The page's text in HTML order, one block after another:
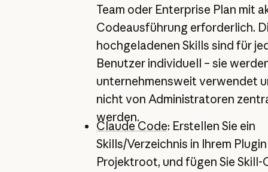
Team oder Enterprise Plan mit
Codeausführung erforderlich.
hochgeladenen Skills sind für
Benutzer individuell – sie
unternehmensweit verwendet
nicht von Administratoren
werden.
Claude Code: Erstellen Sie ein
Skills/Verzeichnis in Ihrem
Projektroot, und fügen Sie Skill-